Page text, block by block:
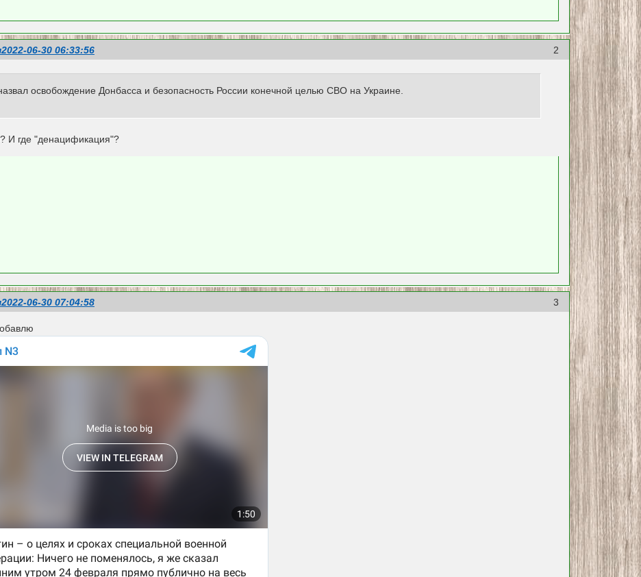
2
2022-06-30 06:33:56
освобождение Донбасса и безопасность России конечной целью СВО на Украине.
И где "денацификация"?
3
2022-06-30 07:04:58